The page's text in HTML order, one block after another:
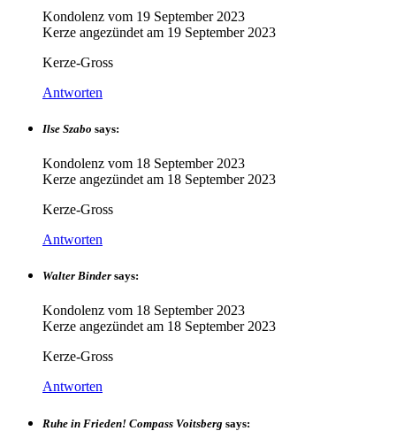
Kondolenz vom 19 September 2023
Kerze angezündet am 19 September 2023
Kerze-Gross
Antworten
Ilse Szabo says:
Kondolenz vom 18 September 2023
Kerze angezündet am 18 September 2023
Kerze-Gross
Antworten
Walter Binder says:
Kondolenz vom 18 September 2023
Kerze angezündet am 18 September 2023
Kerze-Gross
Antworten
Ruhe in Frieden! Compass Voitsberg says: